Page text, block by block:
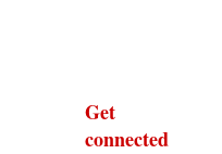
Get
connected